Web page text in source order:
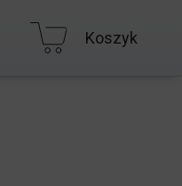
Koszyk